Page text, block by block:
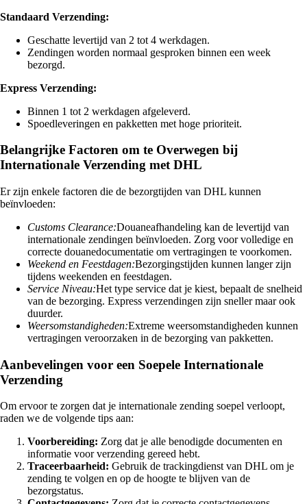
Standaard Verzending:
Geschatte levertijd van 2 tot 4 werkdagen.
Zendingen worden normaal gesproken binnen een week
bezorgd.
Express Verzending:
Binnen 1 tot 2 werkdagen afgeleverd.
Spoedleveringen en pakketten met hoge prioriteit.
Belangrijke Factoren om te Overwegen bij
Internationale Verzending met DHL
Er zijn enkele factoren die de bezorgtijden van DHL kunnen
beïnvloeden:
Customs Clearance:Douaneafhandeling kan de levertijd van
internationale zendingen beïnvloeden. Zorg voor volledige en
correcte douanedocumentatie om vertragingen te voorkomen.
Weekend en Feestdagen:Bezorgingstijden kunnen langer zijn
tijdens weekenden en feestdagen.
Service Niveau:Het type service dat je kiest, bepaalt de snelheid
van de bezorging. Express verzendingen zijn sneller maar ook
duurder.
Weersomstandigheden:Extreme weersomstandigheden kunnen
vertragingen veroorzaken in de bezorging van pakketten.
Aanbevelingen voor een Soepele Internationale
Verzending
Om ervoor te zorgen dat je internationale zending soepel verloopt,
raden we de volgende tips aan:
Voorbereiding: Zorg dat je alle benodigde documenten en
informatie voor verzending gereed hebt.
Traceerbaarheid: Gebruik de trackingdienst van DHL om je
zending te volgen en op de hoogte te blijven van de
bezorgstatus.